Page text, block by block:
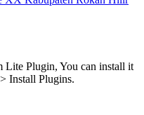
Lite Plugin, You can install it
Install Plugins.